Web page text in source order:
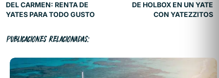
DEL CARMEN: RENTA DE
YATES PARA TODO GUSTO
DE HOLBOX EN UN YATE
CON YATEZZITOS
PUBLICACIONES RELACIONADAS: